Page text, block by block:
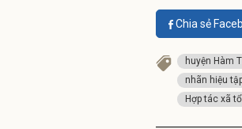
Chia sẻ
huyện Hàm
nhãn hiệu
Hợp tác xã